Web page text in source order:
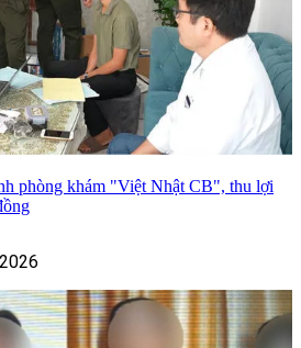
phòng khám "Việt Nhật CB", thu lợi